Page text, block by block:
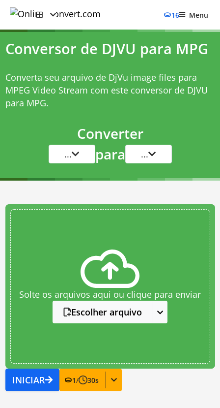
16 Menu
Conversor de DJVU para MPG
Converta seu arquivo de DjVu image files para
MPEG Video Stream com este conversor de DJVU
para MPG.
Converter
... para ...
Solte os arquivos aqui ou clique para enviar
Escolher arquivo
INICIAR 1/ 30s